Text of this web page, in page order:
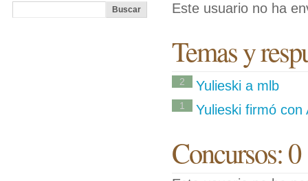
Este usuario no ha
Temas y
2 Yulieski a mlb
1 Yulieski firmó con
Concursos: 0